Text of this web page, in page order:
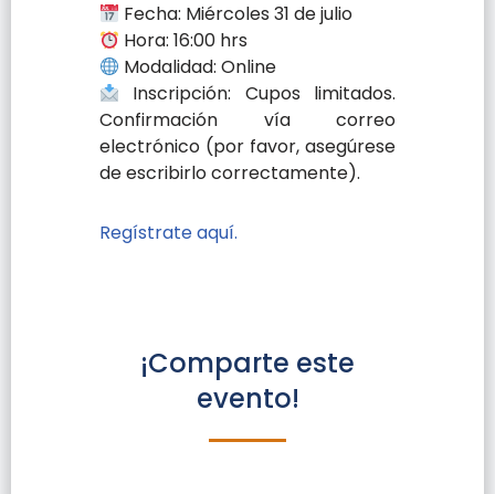
Fecha: Miércoles 31 de julio
Hora: 16:00 hrs
Modalidad: Online
Inscripción: Cupos limitados.
Confirmación vía correo
electrónico (por favor, asegúrese
de escribirlo correctamente).
Regístrate aquí.
¡Comparte este
evento!